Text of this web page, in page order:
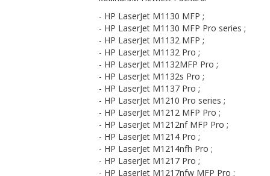
- HP LaserJet M1130 MFP ;
- HP LaserJet M1130 MFP Pro series ;
- HP LaserJet M1132 MFP ;
- HP LaserJet M1132 Pro ;
- HP LaserJet M1132MFP Pro ;
- HP LaserJet M1132s Pro ;
- HP LaserJet M1137 Pro ;
- HP LaserJet M1210 Pro series ;
- HP LaserJet M1212 MFP Pro ;
- HP LaserJet M1212nf MFP Pro ;
- HP LaserJet M1214 Pro ;
- HP LaserJet M1214nfh Pro ;
- HP LaserJet M1217 Pro ;
- HP LaserJet M1217nfw MFP Pro ;